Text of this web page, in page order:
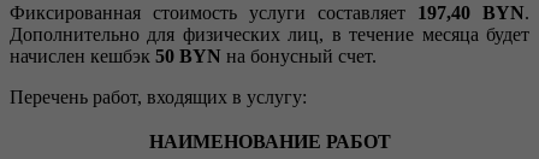
Фиксированная стоимость услуги составляет 197,40 BYN.
Дополнительно для физических лиц, в течение месяца будет
начислен кешбэк 50 BYN на бонусный счет.
Перечень работ, входящих в услугу:
НАИМЕНОВАНИЕ РАБОТ